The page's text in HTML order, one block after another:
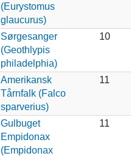
(Eurystomus
glaucurus)
Sørgesanger
(Geothlypis
philadelphia)
10
Amerikansk
Tårnfalk (Falco
sparverius)
11
Gulbuget
Empidonax
(Empidonax
11